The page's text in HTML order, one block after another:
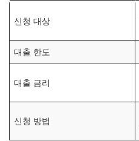
신청 대상
대출 한도
대출 금리
신청 방법